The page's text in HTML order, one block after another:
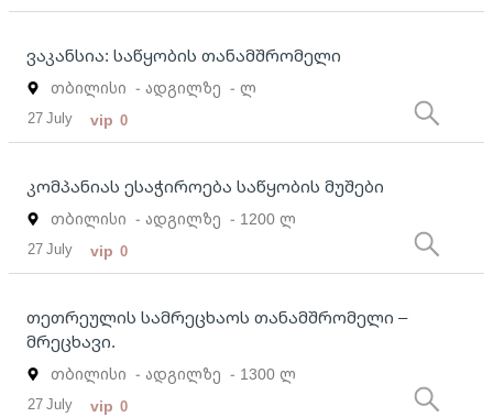
ვაკანსია: საწყობის თანამშრომელი
თბილისი - ადგილზე - ლ
27 July vip 0
კომპანიას ესაჭიროება საწყობის მუშები
თბილისი - ადგილზე - 1200 ლ
27 July vip 0
თეთრეულის სამრეცხაოს თანამშრომელი –
მრეცხავი.
თბილისი - ადგილზე - 1300 ლ
27 July vip 0